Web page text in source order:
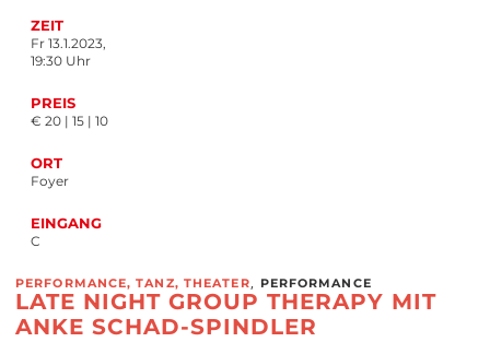
ZEIT
Fr 13.1.2023,
19:30 Uhr
PREIS
€ 20 | 15 | 10
ORT
Foyer
EINGANG
C
PERFORMANCE, TANZ, THEATER, PERFORMANCE
LATE NIGHT GROUP THERAPY MIT
ANKE SCHAD-SPINDLER